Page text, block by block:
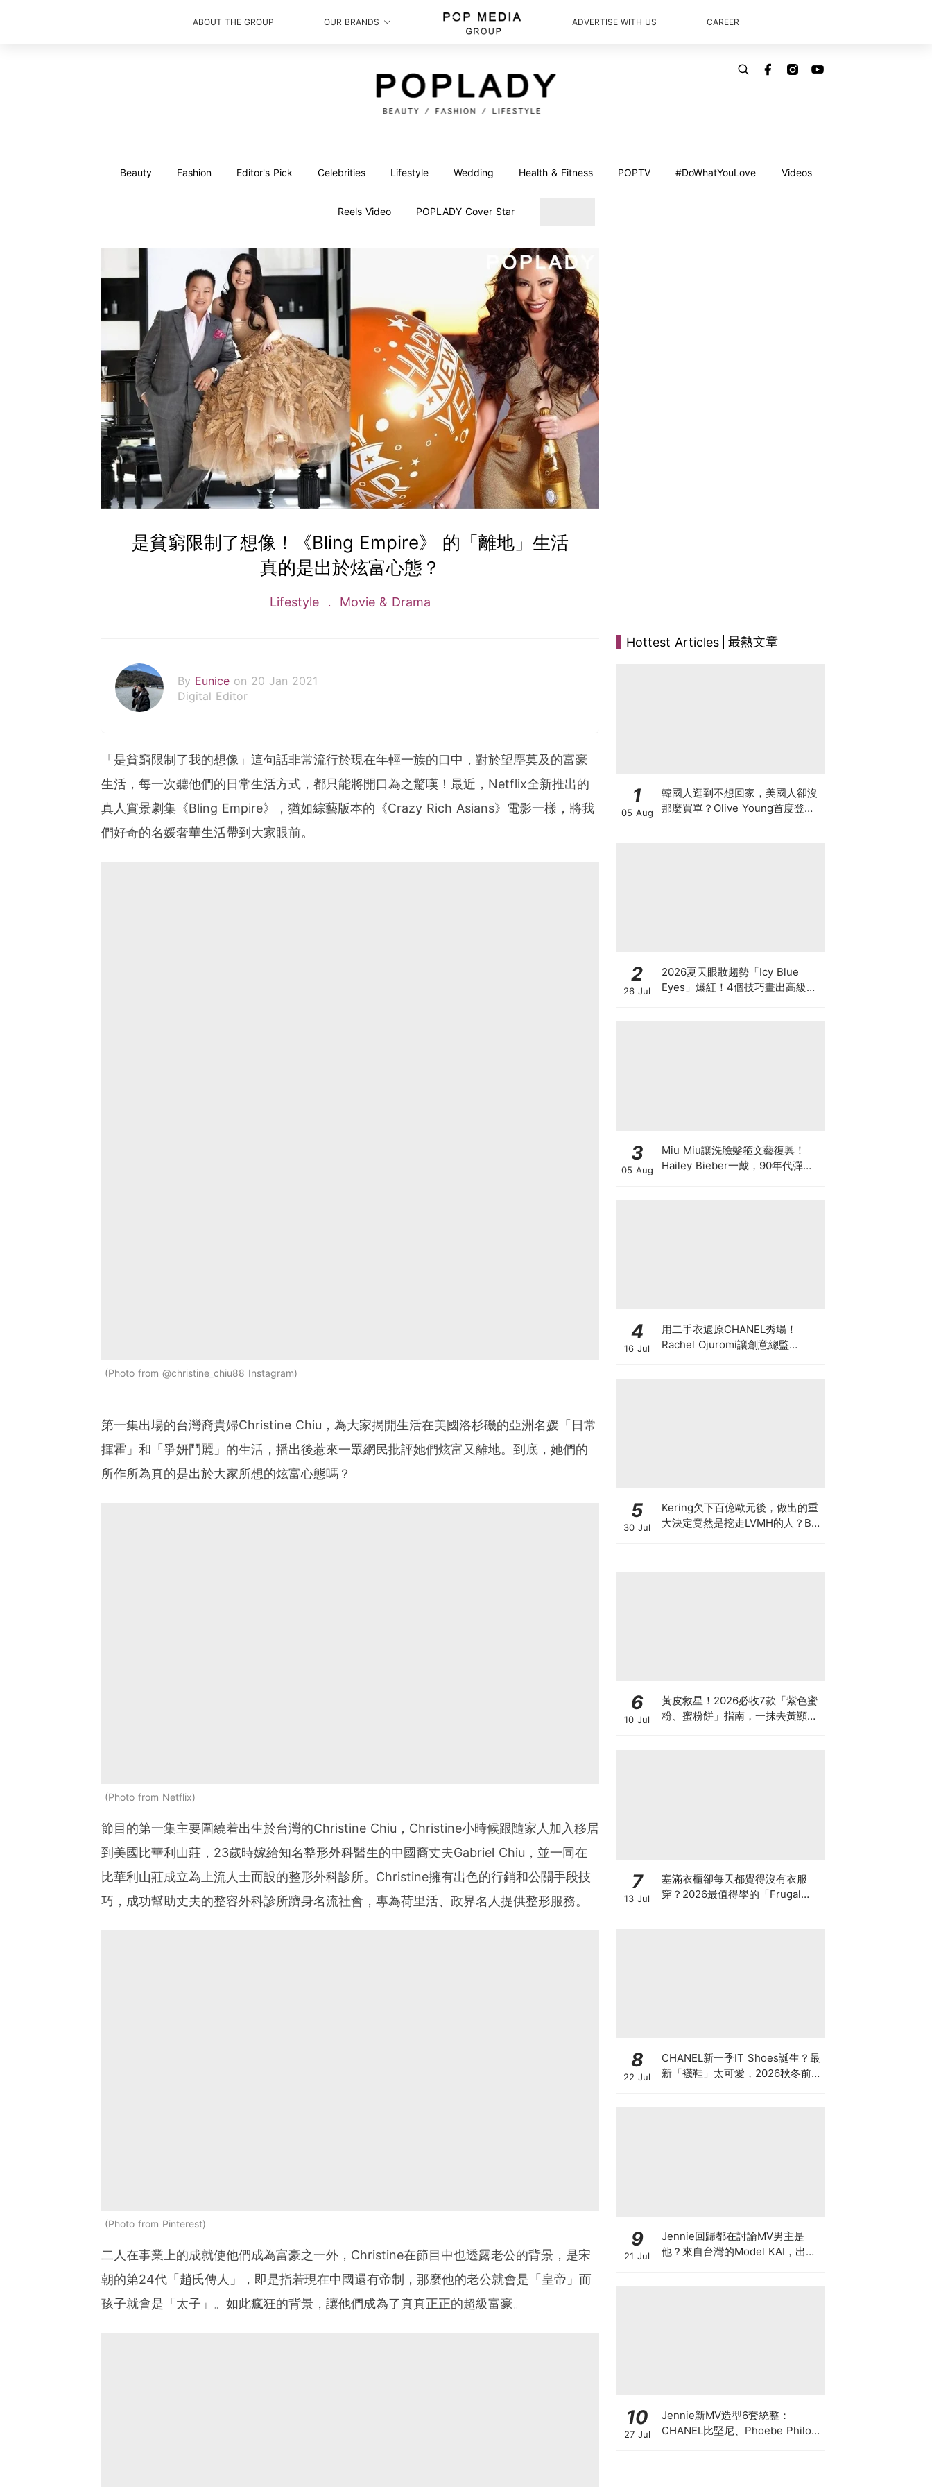
ABOUT THE GROUP OUR BRANDS ADVERTISE WITH US CAREER
Beauty Fashion Editor's Pick Celebrities Lifestyle Wedding Health & Fitness POPTV #DoWhatYouLove Videos
Reels Video POPLADY Cover Star
是貧窮限制了想像！《Bling Empire》 的「離地」生活
真的是出於炫富心態？
Lifestyle Movie & Drama
By Eunice on 20 Jan 2021
Digital Editor
「是貧窮限制了我的想像」這句話非常流行於現在年輕一族的口中，對於望塵莫及的富豪
生活，每一次聽他們的日常生活方式，都只能將開口為之驚嘆！最近，Netflix全新推出的
真人實景劇集《Bling Empire》，猶如綜藝版本的《Crazy Rich Asians》電影一樣，將我
們好奇的名媛奢華生活帶到大家眼前。
Photo from @christine_chiu88 Instagram
第一集出場的台灣裔貴婦Christine Chiu，為大家揭開生活在美國洛杉磯的亞洲名媛「日常
揮霍」和「爭妍鬥麗」的生活，播出後惹來一眾網民批評她們炫富又離地。到底，她們的
所作所為真的是出於大家所想的炫富心態嗎？
Photo from Netflix
節目的第一集主要圍繞着出生於台灣的Christine Chiu，Christine小時候跟隨家人加入移居
到美國比華利山莊，23歲時嫁給知名整形外科醫生的中國裔丈夫Gabriel Chiu，並一同在
比華利山莊成立為上流人士而設的整形外科診所。Christine擁有出色的行銷和公關手段技
巧，成功幫助丈夫的整容外科診所躋身名流社會，專為荷里活、政界名人提供整形服務。
Photo from Pinterest
二人在事業上的成就使他們成為富豪之一外，Christine在節目中也透露老公的背景，是宋
朝的第24代「趙氏傳人」，即是指若現在中國還有帝制，那麼他的老公就會是「皇帝」而
孩子就會是「太子」。如此瘋狂的背景，讓他們成為了真真正正的超級富豪。
Hottest Articles 最熱文章
1
05 Aug
韓國人逛到不想回家，美國人卻沒
那麼買單？Olive Young首度登陸
2
26 Jul
2026夏天眼妝趨勢「Icy Blue
Eyes」爆紅！4個技巧畫出高級冰
3
05 Aug
Miu Miu讓洗臉髮箍文藝復興！
Hailey Bieber一戴，90年代彈簧
4
16 Jul
用二手衣還原CHANEL秀場！
Rachel Ojuromi讓創意總監
5
30 Jul
Kering欠下百億歐元後，做出的重
大決定竟然是挖走LVMH的人？BV
6
10 Jul
黃皮救星！2026必收7款「紫色蜜
粉、蜜粉餅」指南，一抹去黃顯
7
13 Jul
塞滿衣櫃卻每天都覺得沒有衣服
穿？2026最值得學的「Frugal
8
22 Jul
CHANEL新一季IT Shoes誕生？最
新「襪鞋」太可愛，2026秋冬前
9
21 Jul
Jennie回歸都在討論MV男主是
他？來自台灣的Model KAI，出演
10
27 Jul
Jennie新MV造型6套統整：
CHANEL比堅尼、Phoebe Philo